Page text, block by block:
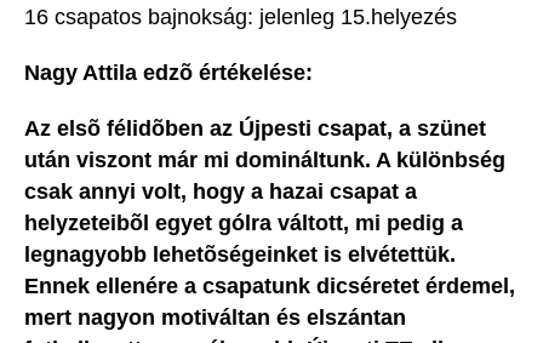
16 csapatos bajnokság: jelenleg 15.helyezés
Nagy Attila edzõ értékelése:
Az elsõ félidõben az Újpesti csapat, a szünet
után viszont már mi domináltunk. A különbség
csak annyi volt, hogy a hazai csapat a
helyzeteibõl egyet gólra váltott, mi pedig a
legnagyobb lehetõségeinket is elvétettük.
Ennek ellenére a csapatunk dicséretet érdemel,
mert nagyon motiváltan és elszántan